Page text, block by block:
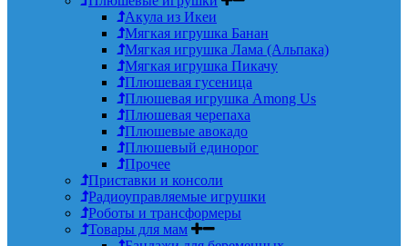
Акула из Икеи
Мягкая игрушка Банан
Мягкая игрушка Лама (Альпака)
Мягкая игрушка Пикачу
Плюшевая гусеница
Плюшевая игрушка Among Us
Плюшевая черепаха
Плюшевые авокадо
Плюшевый единорог
Прочее
Приставки и консоли
Радиоуправляемые игрушки
Роботы и трансформеры
Товары для мам